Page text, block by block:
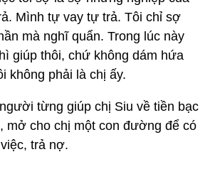
Mình tự vay tự trả. Tôi chỉ sợ
mà nghĩ quẩn. Trong lúc này
giúp thôi, chứ không dám hứa
không phải là chị ấy.
từng giúp chị Siu về tiền bạc
mở cho chị một con đường để có
trả nợ.